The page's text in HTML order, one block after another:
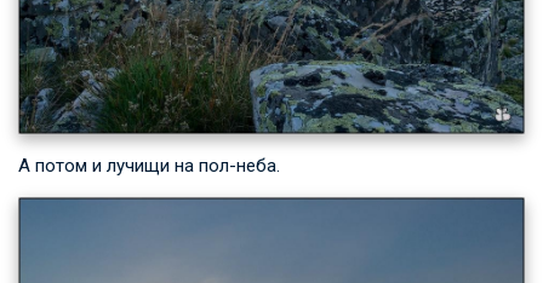
А потом и лучищи на пол-неба.